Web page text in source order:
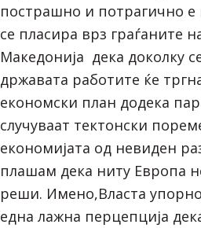
пострашно и потрагично е
се пласира врз граѓаните
Македонија дека доколку
државата работите ќе
економски план додека
случуваат тектонски
економијата од невиден
плашам дека ниту Европа
реши. Имено,Власта
една лажна перцепција